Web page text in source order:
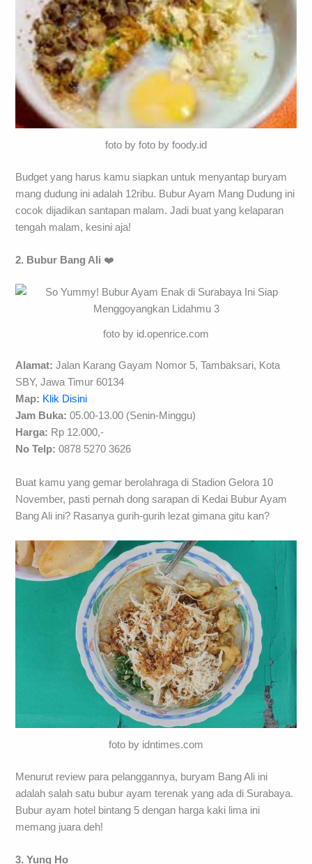
foto by foto by foody.id
Budget yang harus kamu siapkan untuk menyantap buryam
mang dudung ini adalah 12ribu. Bubur Ayam Mang Dudung ini
cocok dijadikan santapan malam. Jadi buat yang kelaparan
tengah malam, kesini aja!
2. Bubur Bang Ali ❤️
foto by id.openrice.com
Alamat: Jalan Karang Gayam Nomor 5, Tambaksari, Kota
SBY, Jawa Timur 60134
Map: Klik Disini
Jam Buka: 05.00-13.00 (Senin-Minggu)
Harga: Rp 12.000,-
No Telp: 0878 5270 3626
Buat kamu yang gemar berolahraga di Stadion Gelora 10
November, pasti pernah dong sarapan di Kedai Bubur Ayam
Bang Ali ini? Rasanya gurih-gurih lezat gimana gitu kan?
foto by idntimes.com
Menurut review para pelanggannya, buryam Bang Ali ini
adalah salah satu bubur ayam terenak yang ada di Surabaya.
Bubur ayam hotel bintang 5 dengan harga kaki lima ini
memang juara deh!
3. Yung Ho